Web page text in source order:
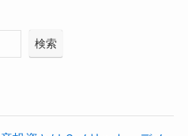
検索